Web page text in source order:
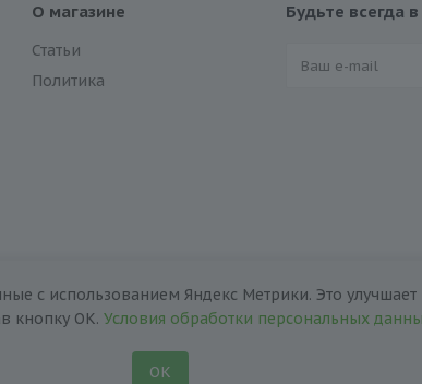
О магазине
Статьи
Политика
Будьте всегда
с использованием Яндекс Метрики. Это
кнопку ОК. Условия обработки персональных
ОК